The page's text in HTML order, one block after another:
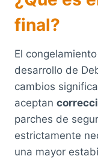
final?
El
desarrollo de
cambios
aceptan
parches de
estrictamente
una mayor